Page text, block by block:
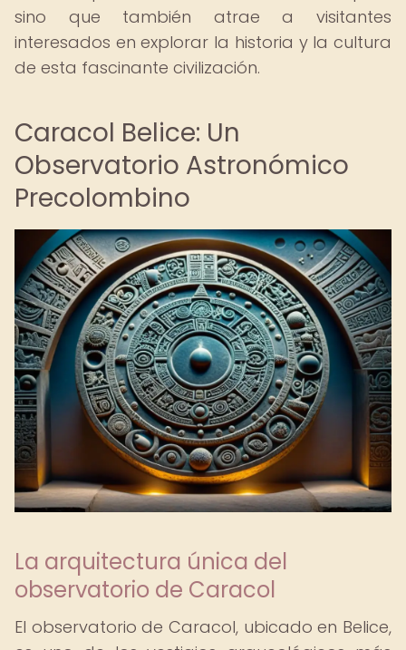
sino que también atrae a visitantes
interesados en explorar la historia y la cultura
de esta fascinante civilización.
Caracol Belice: Un
Observatorio Astronómico
Precolombino
La arquitectura única del
observatorio de Caracol
El observatorio de Caracol, ubicado en Belice,